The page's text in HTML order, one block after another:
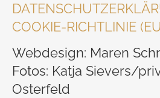
COOKIE-RICHTLINIE
Webdesign: Maren
Fotos: Katja Sievers/
Osterfeld